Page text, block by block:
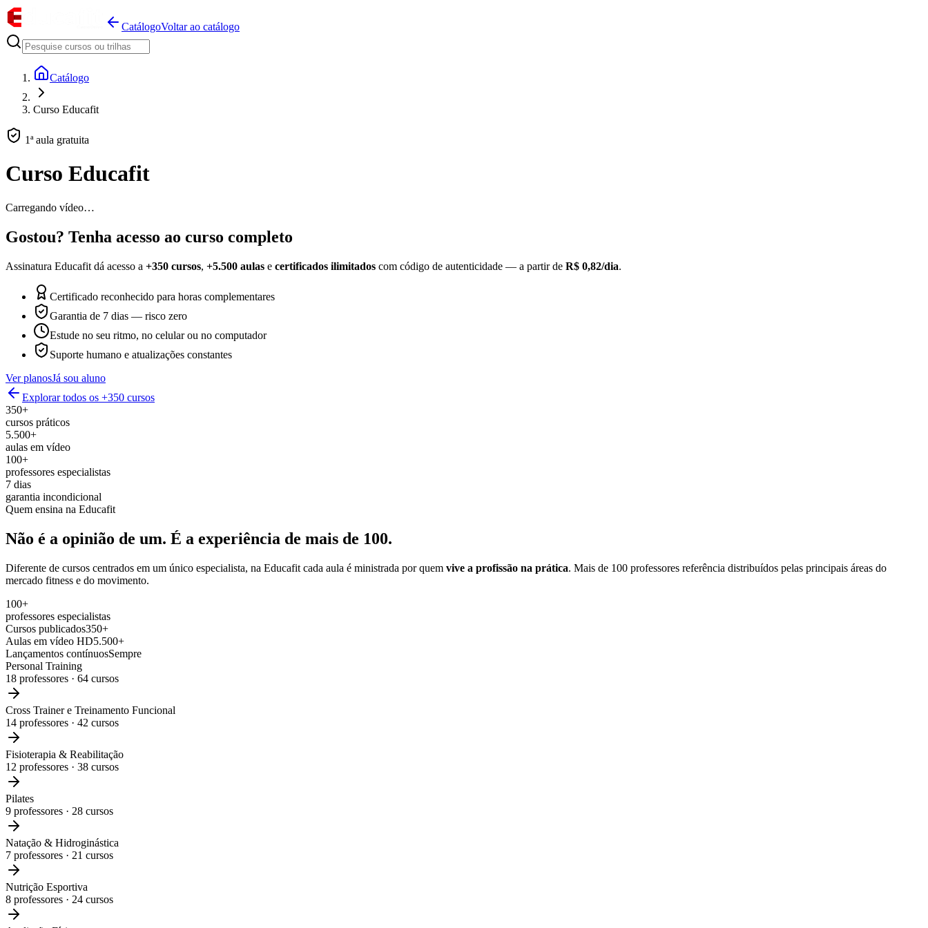
CatálogoVoltar ao catálogo
Catálogo
Curso Educafit
1ª aula gratuita
Curso Educafit
Carregando vídeo…
Gostou? Tenha acesso ao curso completo
Assinatura Educafit dá acesso a +350 cursos, +5.500 aulas e certificados ilimitados com código de autenticidade — a partir de R$ 0,82/dia.
Certificado reconhecido para horas complementares
Garantia de 7 dias — risco zero
Estude no seu ritmo, no celular ou no computador
Suporte humano e atualizações constantes
Ver planosJá sou aluno
Explorar todos os +350 cursos
350+
cursos práticos
5.500+
aulas em vídeo
100+
professores especialistas
7 dias
garantia incondicional
Quem ensina na Educafit
Não é a opinião de um. É a experiência de mais de 100.
Diferente de cursos centrados em um único especialista, na Educafit cada aula é ministrada por quem vive a profissão na prática. Mais de 100 professores referência distribuídos pelas principais áreas do
mercado fitness e do movimento.
100+
professores especialistas
Cursos publicados350+
Aulas em vídeo HD5.500+
Lançamentos contínuosSempre
Personal Training
18 professores · 64 cursos
Cross Trainer e Treinamento Funcional
14 professores · 42 cursos
Fisioterapia & Reabilitação
12 professores · 38 cursos
Pilates
9 professores · 28 cursos
Natação & Hidroginástica
7 professores · 21 cursos
Nutrição Esportiva
8 professores · 24 cursos